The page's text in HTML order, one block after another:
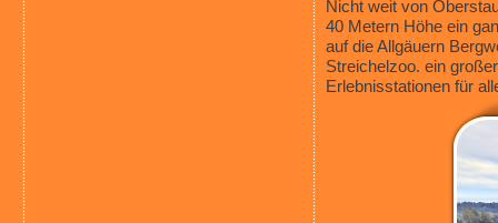
Nicht weit von
40 Metern Höhe ein
auf die Allgäuern
Streichelzoo. ein
Erlebnisstationen für